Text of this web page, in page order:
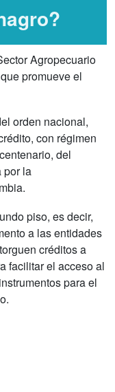
Agropecuario
promueve el
orden nacional,
con régimen
del
por la
piso, es decir,
a las entidades
créditos a
facilitar el acceso al
para el